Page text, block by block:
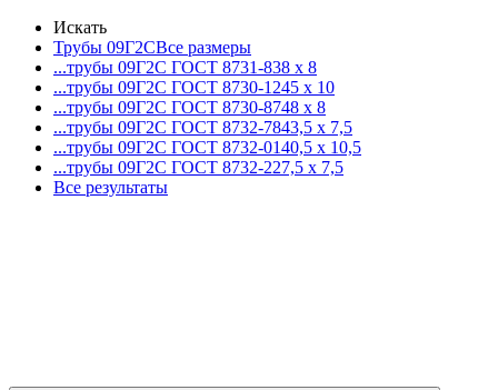
Искать
Трубы 09Г2СВсе размеры
...трубы 09Г2С ГОСТ 8731-838 x 8
...трубы 09Г2С ГОСТ 8730-1245 x 10
...трубы 09Г2С ГОСТ 8730-8748 x 8
...трубы 09Г2С ГОСТ 8732-7843,5 x 7,5
...трубы 09Г2С ГОСТ 8732-0140,5 x 10,5
...трубы 09Г2С ГОСТ 8732-227,5 x 7,5
Все результаты